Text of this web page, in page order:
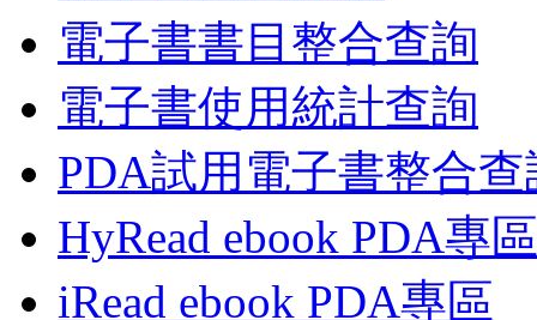
電子書書目整合查詢
電子書使用統計查詢
PDA試用電子書整合查
HyRead ebook PDA專區
iRead ebook PDA專區